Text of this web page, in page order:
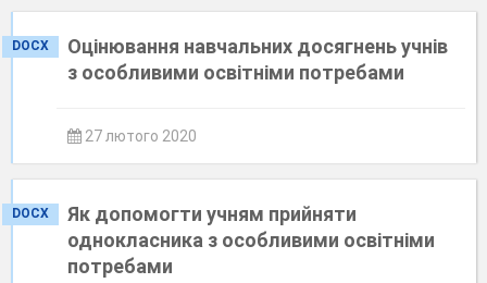
DOCX
Оцінювання навчальних досягнень учнів
з особливими освітніми потребами
27 лютого 2020
DOCX
Як допомогти учням прийняти
однокласника з особливими освітніми
потребами